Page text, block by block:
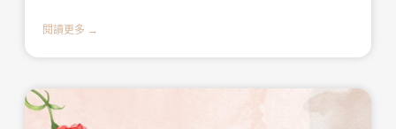
閱讀更多 →